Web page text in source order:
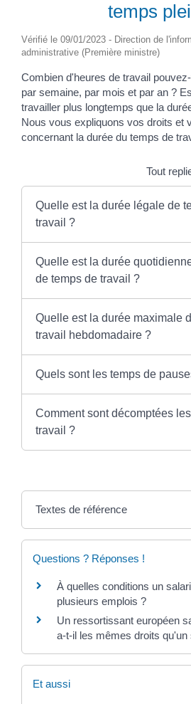
temps
Vérifié le 09/01/2023 - Direction de
administrative (Première ministre)
Combien d'heures de travail
par semaine, par mois et par an ?
travailler plus longtemps que la
Nous vous expliquons vos droits et
concernant la durée du temps de
Tout
Quelle est la durée légale de
travail ?
Quelle est la durée
de temps de travail ?
Quelle est la durée maximale
travail hebdomadaire ?
Quels sont les temps de
Comment sont décomptées
travail ?
Textes de référence
Questions ? Réponses !
À quelles conditions un
plusieurs emplois ?
Un ressortissant européen
a-t-il les mêmes droits qu'un
Et aussi